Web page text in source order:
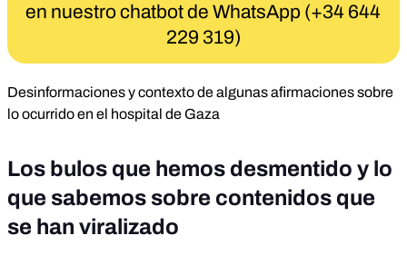
en nuestro chatbot de WhatsApp (+34 644
229 319)
Desinformaciones y contexto de algunas afirmaciones sobre
lo ocurrido en el hospital de Gaza
Los bulos que hemos desmentido y lo
que sabemos sobre contenidos que
se han viralizado